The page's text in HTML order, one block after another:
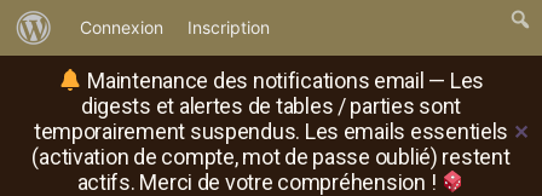
Maintenance des notifications email — Les
digests et alertes de tables / parties sont
temporairement suspendus. Les emails essentiels
(activation de compte, mot de passe oublié) restent
actifs. Merci de votre compréhension !
✕
propos
de
WordPress
Connexion Inscription